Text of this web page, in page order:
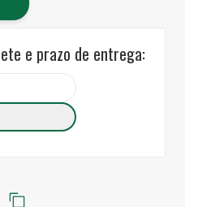
e prazo de entrega: